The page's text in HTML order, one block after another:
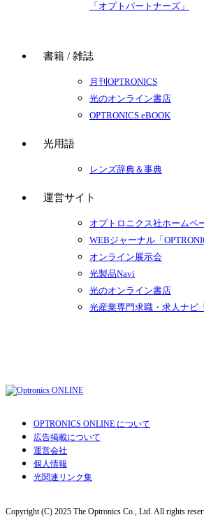
「オプトパートナーズ」
書籍 / 雑誌
月刊OPTRONICS
光のオンライン書店
OPTRONICS eBOOK
光用語
レンズ辞典＆事典
運営サイト
オプトロニクス社ホームペ
WEBジャーナル「
オンライン展示会
光製品Navi
光のオンライン書店
光産業専門求職・求人ナビ
OPTRONICS ONLINE について
広告掲載について
運営会社
個人情報
光関連リンク集
Copyright (C) 2025 The Optronics Co., Ltd. All rights